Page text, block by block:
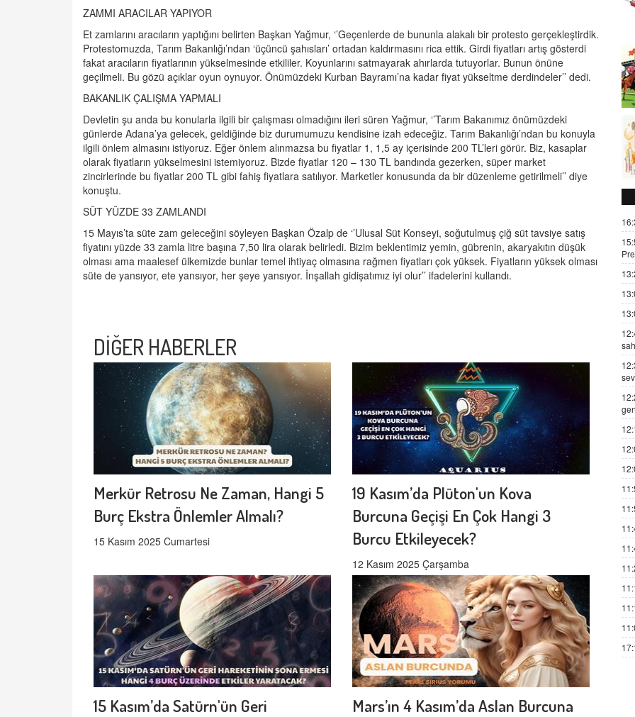
ZAMMI ARACILAR YAPIYOR
Et zamlarını aracıların yaptığını belirten Başkan Yağmur, ‘’Geçenlerde de bununla alakalı bir protesto gerçekleştirdik.
Protestomuzda, Tarım Bakanlığı’ndan ‘üçüncü şahısları’ ortadan kaldırmasını rica ettik. Girdi fiyatları artış gösterdi
fakat aracıların fiyatlarının yükselmesinde etkililer. Koyunlarını satmayarak ahırlarda tutuyorlar. Bunun önüne
geçilmeli. Bu gözü açıklar oyun oynuyor. Önümüzdeki Kurban Bayramı’na kadar fiyat yükseltme derdindeler’’ dedi.
BAKANLIK ÇALIŞMA YAPMALI
Devletin şu anda bu konularla ilgili bir çalışması olmadığını ileri süren Yağmur, ‘’Tarım Bakanımız önümüzdeki
günlerde Adana’ya gelecek, geldiğinde biz durumumuzu kendisine izah edeceğiz. Tarım Bakanlığı’ndan bu konuyla
ilgili önlem almasını istiyoruz. Eğer önlem alınmazsa bu fiyatlar 1, 1,5 ay içerisinde 200 TL’leri görür. Biz, kasaplar
olarak fiyatların yükselmesini istemiyoruz. Bizde fiyatlar 120 – 130 TL bandında gezerken, süper market
zincirlerinde bu fiyatlar 200 TL gibi fahiş fiyatlara satılıyor. Marketler konusunda da bir düzenleme getirilmeli’’ diye
konuştu.
SÜT YÜZDE 33 ZAMLANDI
15 Mayıs’ta süte zam geleceğini söyleyen Başkan Özalp de ‘’Ulusal Süt Konseyi, soğutulmuş çiğ süt tavsiye satış
fiyatını yüzde 33 zamla litre başına 7,50 lira olarak belirledi. Bizim beklentimiz yemin, gübrenin, akaryakıtın düşük
olması ama maalesef ülkemizde bunlar temel ihtiyaç olmasına rağmen fiyatları çok yüksek. Fiyatların yüksek olması
süte de yansıyor, ete yansıyor, her şeye yansıyor. İnşallah gidişatımız iyi olur’’ ifadelerini kullandı.
DİĞER HABERLER
Merkür Retrosu Ne Zaman, Hangi 5
Burç Ekstra Önlemler Almalı?
15 Kasım 2025 Cumartesi
19 Kasım’da Plüton'un Kova
Burcuna Geçişi En Çok Hangi 3
Burcu Etkileyecek?
12 Kasım 2025 Çarşamba
15 Kasım’da Satürn'ün Geri
Mars’ın 4 Kasım’da Aslan Burcuna